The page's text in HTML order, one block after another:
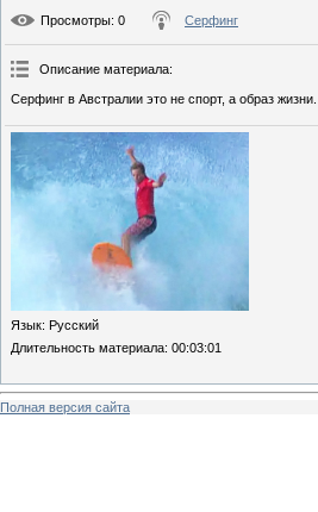
Просмотры: 0 Серфинг
Описание материала:
Серфинг в Австралии это не спорт, а образ жизни.
Язык: Русский
Длительность материала: 00:03:01
Полная версия сайта